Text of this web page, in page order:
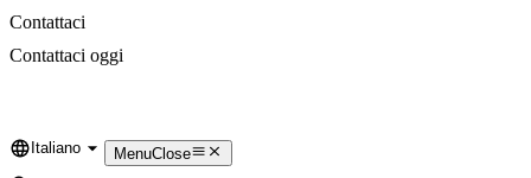
Contattaci
Contattaci oggi
Language
Italiano MenuClose